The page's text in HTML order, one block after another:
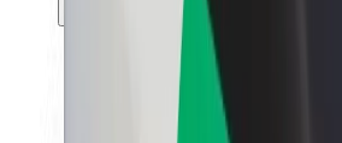
Θέσεις εργασίας
Σχετικά με τη Bolt
Βιωσιμότητα στη Bolt